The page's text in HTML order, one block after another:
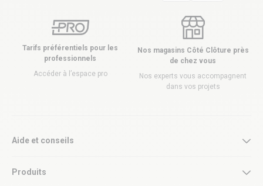
Tarifs préférentiels pour les
professionnels
Accéder à l’espace pro
Nos magasins Côté Clôture près
de chez vous
Nos experts vous accompagnent
dans vos projets
Aide et conseils
Produits